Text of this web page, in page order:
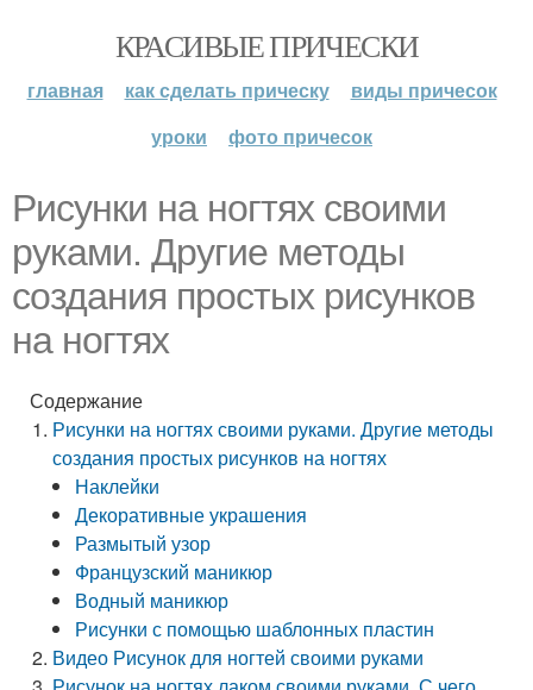
КРАСИВЫЕ ПРИЧЕСКИ
главная как сделать прическу
виды причесок
уроки
фото причесок
Рисунки на ногтях своими
руками. Другие методы
создания простых рисунков
на ногтях
Содержание
Рисунки на ногтях своими руками. Другие методы
создания простых рисунков на ногтях
Наклейки
Декоративные украшения
Размытый узор
Французский маникюр
Водный маникюр
Рисунки с помощью шаблонных пластин
Видео Рисунок для ногтей своими руками